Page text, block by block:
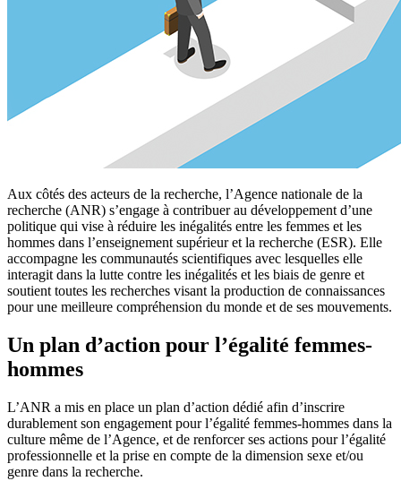
Aux côtés des acteurs de la recherche, l’Agence nationale de la
recherche (ANR) s’engage à contribuer au développement d’une
politique qui vise à réduire les inégalités entre les femmes et les
hommes dans l’enseignement supérieur et la recherche (ESR). Elle
accompagne les communautés scientifiques avec lesquelles elle
interagit dans la lutte contre les inégalités et les biais de genre et
soutient toutes les recherches visant la production de connaissances
pour une meilleure compréhension du monde et de ses mouvements.
Un plan d’action pour l’égalité femmes-
hommes
L’ANR a mis en place un plan d’action dédié afin d’inscrire
durablement son engagement pour l’égalité femmes-hommes dans la
culture même de l’Agence, et de renforcer ses actions pour l’égalité
professionnelle et la prise en compte de la dimension sexe et/ou
genre dans la recherche.